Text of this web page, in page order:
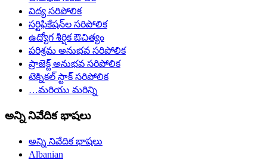
విద్య సరిపోలిక
సర్టిఫికేషన్‌ల సరిపోలిక
ఉద్యోగ శీర్షిక ఔచిత్యం
పరిశ్రమ అనుభవ సరిపోలిక
ప్రాజెక్ట్ అనుభవ సరిపోలిక
టెక్నికల్ స్టాక్ సరిపోలిక
…మరియు మరిన్ని
అన్ని నివేదిక భాషలు
అన్ని నివేదిక భాషలు
Albanian